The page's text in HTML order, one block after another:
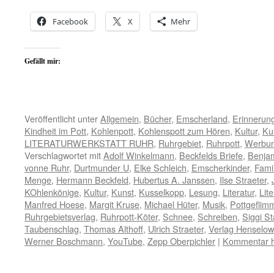
Facebook X Mehr
Gefällt mir:
Veröffentlicht unterAllgemein, Bücher, Emscherland,
Kindheit im Pott, Kohlenpott, Kohlenspott zum Hören, Kultur,
LITERATURWERKSTATT RUHR, Ruhrgebiet, Ruhrpott,
Verschlagwortet mitAdolf Winkelmann, Beckfelds Briefe,
vonne Ruhr, Durtmunder U, Elke Schleich, Emscherkinder,
Menge, Hermann Beckfeld, Hubertus A. Janssen, Ilse Straeter,
KOhlenkönige, Kultur, Kunst, Kusselkopp, Lesung, Literatur,
Manfred Hoese, Margit Kruse, Michael Hüter, Musik,
Ruhrgebietsverlag, Ruhrpott-Köter, Schnee, Schreiben, Siggi
Taubenschlag, Thomas Althoff, Ulrich Straeter, Verlag
Werner Boschmann, YouTube, Zepp Oberpichler | Kommentar